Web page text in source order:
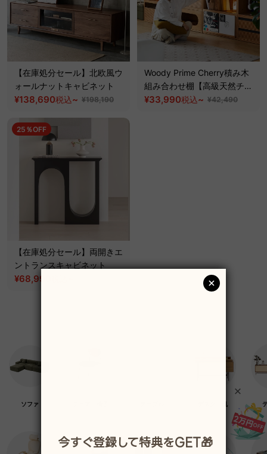
【在庫処分セール】北欧風ウ
ォールナットキャビネット
¥138,690税込~ ¥198,190
Woody Prime Cherry積み木
組み合わせ棚【高級天然チェ
リー材】
¥33,990税込~ ¥42,490
25％OFF
【在庫処分セール】両開きエ
ントランスキャビネット
¥68,990
ソファ デスク・机